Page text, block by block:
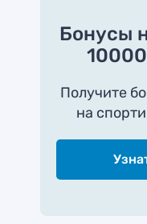
Бонусы
Получите
на